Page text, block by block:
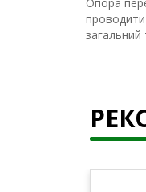
проводити
загальний